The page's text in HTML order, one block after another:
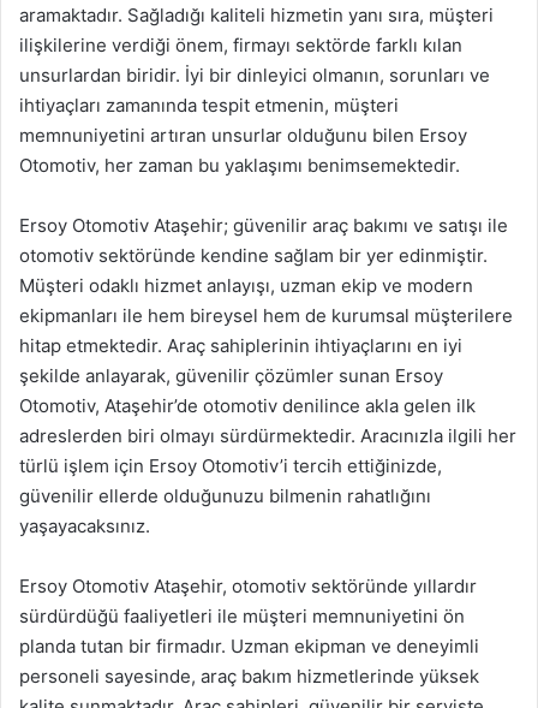
aramaktadır. Sağladığı kaliteli hizmetin yanı sıra, müşteri
ilişkilerine verdiği önem, firmayı sektörde farklı kılan
unsurlardan biridir. İyi bir dinleyici olmanın, sorunları ve
ihtiyaçları zamanında tespit etmenin, müşteri
memnuniyetini artıran unsurlar olduğunu bilen Ersoy
Otomotiv, her zaman bu yaklaşımı benimsemektedir.
Ersoy Otomotiv Ataşehir; güvenilir araç bakımı ve satışı ile
otomotiv sektöründe kendine sağlam bir yer edinmiştir.
Müşteri odaklı hizmet anlayışı, uzman ekip ve modern
ekipmanları ile hem bireysel hem de kurumsal müşterilere
hitap etmektedir. Araç sahiplerinin ihtiyaçlarını en iyi
şekilde anlayarak, güvenilir çözümler sunan Ersoy
Otomotiv, Ataşehir’de otomotiv denilince akla gelen ilk
adreslerden biri olmayı sürdürmektedir. Aracınızla ilgili her
türlü işlem için Ersoy Otomotiv’i tercih ettiğinizde,
güvenilir ellerde olduğunuzu bilmenin rahatlığını
yaşayacaksınız.
Ersoy Otomotiv Ataşehir, otomotiv sektöründe yıllardır
sürdürdüğü faaliyetleri ile müşteri memnuniyetini ön
planda tutan bir firmadır. Uzman ekipman ve deneyimli
personeli sayesinde, araç bakım hizmetlerinde yüksek